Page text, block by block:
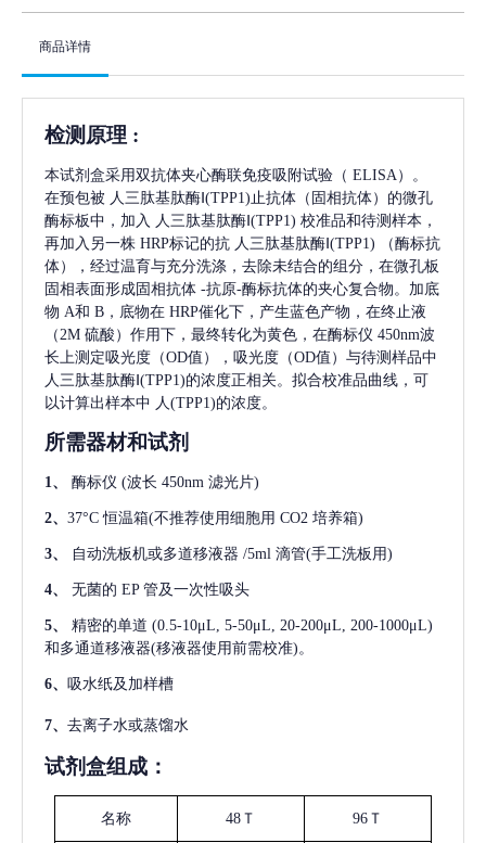
商品详情
检测原理 :
本试剂盒采用双抗体夹心酶联免疫吸附试验（ ELISA）。
在预包被 人三肽基肽酶Ⅰ(TPP1) 止抗体（固相抗体）的微孔
酶标板中，加入
人三肽基肽酶Ⅰ(TPP1) 校准品和待测样本，
再加入另一株 HRP标记的抗 人三肽基肽酶Ⅰ(TPP1)
（酶标抗
体），经过温育与充分洗涤，去除未结合的组分，在微孔板
固相表面形成固相抗体 -抗原-酶标抗体的夹心复合物。加底
物 A和 B，底物在 HRP催化下，产生蓝色产物，在终止液
（2M 硫酸）作用下，最终转化为黄色，在酶标仪 450nm波
长上测定吸光度（OD值），吸光度（OD值）与待测样品中
人三肽基肽酶Ⅰ(TPP1)的浓度正相关。拟合校准品曲线，可
以计算出样本中 人(TPP1)的浓度。
所需器材和试剂
1、 酶标仪 (波长 450nm 滤光片)
2、 37°C 恒温箱(不推荐使用细胞用 CO2 培养箱)
3、 自动洗板机或多道移液器 /5ml 滴管(手工洗板用)
4、 无菌的 EP 管及一次性吸头
5、 精密的单道 (0.5-10μL, 5-50μL, 20-200μL, 200-1000μL)
和多通道移液器(移液器使用前需校准)。
6、 吸水纸及加样槽
7、 去离子水或蒸馏水
试剂盒组成：
名称 48Ｔ 96Ｔ